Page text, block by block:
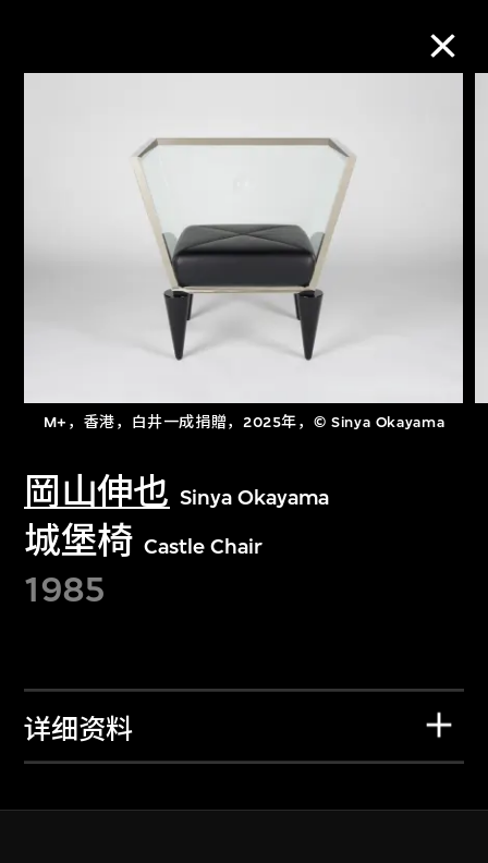
M+，香港，白井一成捐贈，2025年，© Sinya Okayama
岡山伸也 Sinya Okayama
城堡椅 Castle Chair
1985
详细资料
进一步筛选
关于M+藏品
探索世界顶级的二十及二十一世纪视觉